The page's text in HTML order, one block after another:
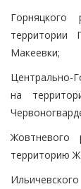
территории
Макеевки;
Центрально-
на
территорию